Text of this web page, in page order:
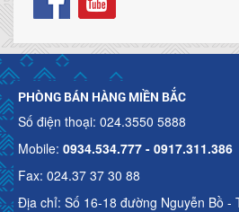
PHÒNG BÁN HÀNG MIỀN BẮC
Số điện thoại: 024.3550 5888
Mobile: 0934.534.777 - 0917.311.386
Fax: 024.37 37 30 88
Địa chỉ: Số 16-18 đường Nguyễn Bồ -